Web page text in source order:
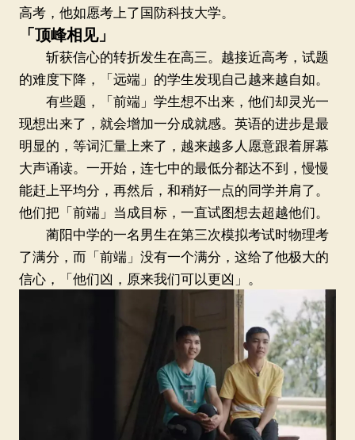
高考，他如愿考上了国防科技大学。
「顶峰相见」
斩获信心的转折发生在高三。越接近高考，试题
的难度下降，「远端」的学生发现自己越来越自如。
有些题，「前端」学生想不出来，他们却灵光一
现想出来了，就会增加一分成就感。英语的进步是最
明显的，等词汇量上来了，越来越多人愿意跟着屏幕
大声诵读。一开始，连七中的最低分都达不到，慢慢
能赶上平均分，再然后，和稍好一点的同学并肩了。
他们把「前端」当成目标，一直试图想去超越他们。
蔺阳中学的一名男生在第三次模拟考试时物理考
了满分，而「前端」没有一个满分，这给了他极大的
信心，「他们凶，原来我们可以更凶」。